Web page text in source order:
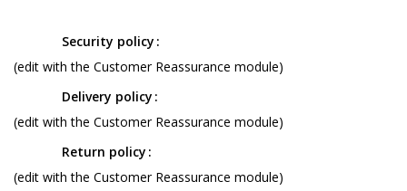
Security policy
(edit with the Customer Reassurance module)
Delivery policy
(edit with the Customer Reassurance module)
Return policy
(edit with the Customer Reassurance module)